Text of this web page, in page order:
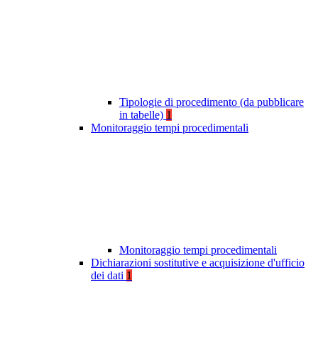
Tipologie di procedimento (da pubblicare
in tabelle) 1
Monitoraggio tempi procedimentali
Monitoraggio tempi procedimentali
Dichiarazioni sostitutive e acquisizione d'ufficio
dei dati 1